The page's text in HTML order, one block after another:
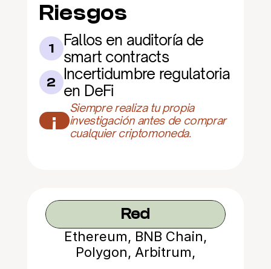
Riesgos
1
Fallos en auditoría de
smart contracts
2 Incertidumbre regulatoria
en DeFi
¡
Siempre realiza tu propia
investigación antes de comprar
cualquier criptomoneda.
Red
Ethereum, BNB Chain,
Polygon, Arbitrum,